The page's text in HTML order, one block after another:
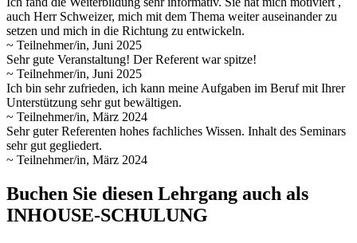
auch Herr Schweizer, mich mit dem Thema weiter auseinander zu
setzen und mich in die Richtung zu entwickeln.
~ Teilnehmer/in, Juni 2025
Sehr gute Veranstaltung! Der Referent war spitze!
~ Teilnehmer/in, Juni 2025
Ich bin sehr zufrieden, ich kann meine Aufgaben im Beruf mit Ihrer
Unterstützung sehr gut bewältigen.
~ Teilnehmer/in, März 2024
Sehr guter Referenten hohes fachliches Wissen. Inhalt des Seminars
sehr gut gegliedert.
~ Teilnehmer/in, März 2024
Buchen Sie diesen Lehrgang auch als
INHOUSE-SCHULUNG